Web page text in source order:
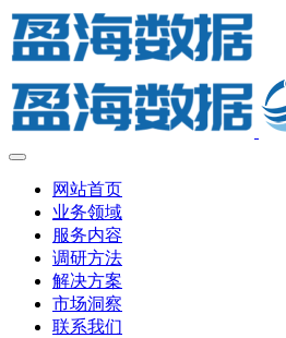
网站首页
业务领域
服务内容
调研方法
解决方案
市场洞察
联系我们